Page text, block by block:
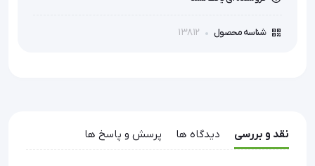
شناسه محصول 13812
نقد و بررسی دیدگاه ها پرسش و پاسخ ها